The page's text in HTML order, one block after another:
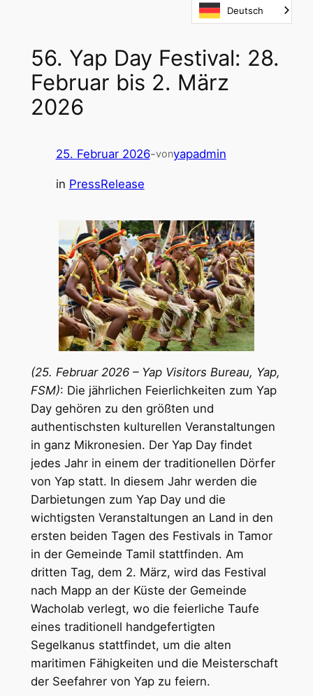
content56. Yap Day Festival: 28.
Februar bis 2. März
2026
25. Februar 2026-vonyapadmin
in PressRelease
(25. Februar 2026 – Yap Visitors Bureau, Yap,
FSM): Die jährlichen Feierlichkeiten zum Yap
Day gehören zu den größten und
authentischsten kulturellen Veranstaltungen
in ganz Mikronesien. Der Yap Day findet
jedes Jahr in einem der traditionellen Dörfer
von Yap statt. In diesem Jahr werden die
Darbietungen zum Yap Day und die
wichtigsten Veranstaltungen an Land in den
ersten beiden Tagen des Festivals in Tamor
in der Gemeinde Tamil stattfinden. Am
dritten Tag, dem 2. März, wird das Festival
nach Mapp an der Küste der Gemeinde
Wacholab verlegt, wo die feierliche Taufe
eines traditionell handgefertigten
Segelkanus stattfindet, um die alten
maritimen Fähigkeiten und die Meisterschaft
der Seefahrer von Yap zu feiern.
Deutsch